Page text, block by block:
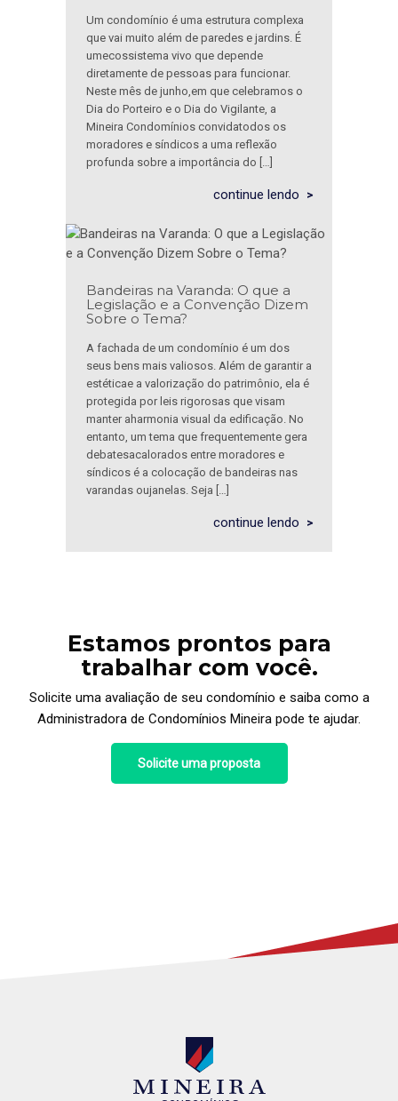
Um condomínio é uma estrutura complexa
que vai muito além de paredes e jardins. É
umecossistema vivo que depende
diretamente de pessoas para funcionar.
Neste mês de junho,em que celebramos o
Dia do Porteiro e o Dia do Vigilante, a
Mineira Condomínios convidatodos os
moradores e síndicos a uma reflexão
profunda sobre a importância do […]
continue lendo
Bandeiras na Varanda: O que a
Legislação e a Convenção Dizem
Sobre o Tema?
A fachada de um condomínio é um dos
seus bens mais valiosos. Além de garantir a
estéticae a valorização do patrimônio, ela é
protegida por leis rigorosas que visam
manter aharmonia visual da edificação. No
entanto, um tema que frequentemente gera
debatesacalorados entre moradores e
síndicos é a colocação de bandeiras nas
varandas oujanelas. Seja […]
continue lendo
Estamos prontos para
trabalhar com você.
Solicite uma avaliação de seu condomínio e saiba como a
Administradora de Condomínios Mineira pode te ajudar.
Solicite uma proposta
Mineira condomínios